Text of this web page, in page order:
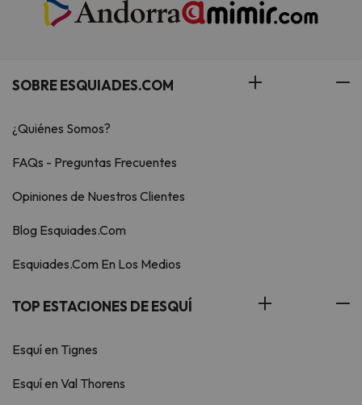
SOBRE ESQUIADES.COM
¿Quiénes Somos?
FAQs - Preguntas Frecuentes
Opiniones de Nuestros Clientes
Blog Esquiades.Com
Esquiades.Com En Los Medios
TOP ESTACIONES DE ESQUÍ
Esquí en Tignes
Esquí en Val Thorens